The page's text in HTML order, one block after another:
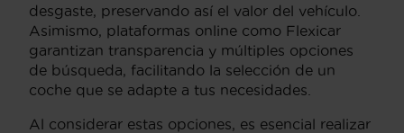
desgaste, preservando así el valor del vehículo.
Asimismo, plataformas online como Flexicar
garantizan transparencia y múltiples opciones
de búsqueda, facilitando la selección de un
coche que se adapte a tus necesidades.
Al considerar estas opciones, es esencial realizar